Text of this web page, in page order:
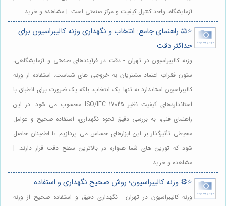
آزمایشگاه، واحد کنترل کیفیت و مرکز صنعتی است. | مشاهده و خرید
⭐️⚖️ راهنمای جامع: انتخاب و نگهداری وزنه کالیبراسیون برای
حداکثر دقت
وزنه کالیبراسیون در تهران - دقت در فرآیندهای صنعتی و آزمایشگاهی،
ستون فقراتِ اعتماد مشتریان به خروجی های شماست. استفاده از وزنه
کالیبراسیون استاندارد نه تنها یک انتخاب، بلکه یک ضرورت برای انطباق با
استانداردهای کیفیت نظیر ISO/IEC 17025 محسوب می شود. در این
راهنمای فنی، به بررسی دقیق نحوه نگهداری، استفاده صحیح و عوامل
محیطی تأثیرگذار بر این ابزارهای حساس می پردازیم تا اطمینان حاصل
شود که توزین های شما همواره در بالاترین سطح دقت قرار دارند. |
مشاهده و خرید
⭐️⚙️ وزنه کالیبراسیون؛ روش صحیح نگهداری و استفاده
وزنه کالیبراسیون در تهران - نگهداری دقیق و استفاده صحیح از وزنه